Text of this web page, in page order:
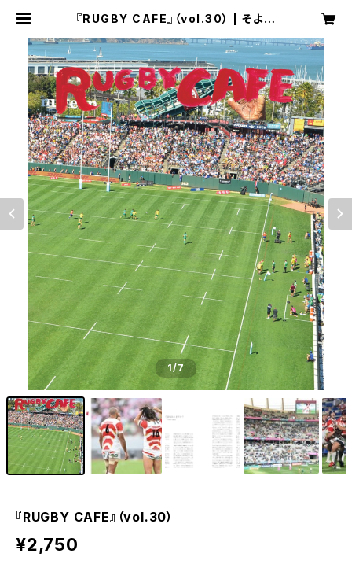
『RUGBY CAFE』（vol.30） | そよか
1/7
『RUGBY CAFE』（vol.30）
¥2,750